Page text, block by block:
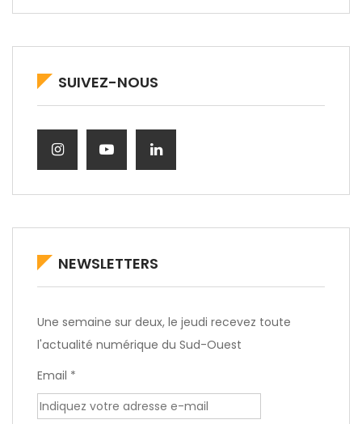
SUIVEZ-NOUS
NEWSLETTERS
Une semaine sur deux, le jeudi recevez toute
l'actualité numérique du Sud-Ouest
Email *